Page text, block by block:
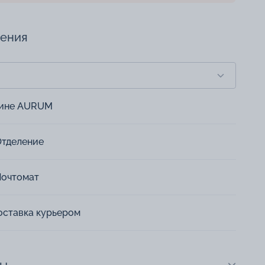
AURUM
курьером